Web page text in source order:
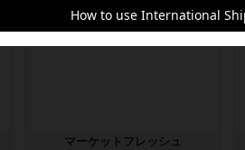
マーケットフレッシュ